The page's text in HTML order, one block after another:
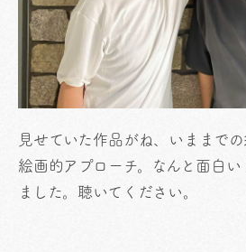
見せていた作品がね、いままで
絵画的アプローチ。なんと面白
ました。聴いてください。